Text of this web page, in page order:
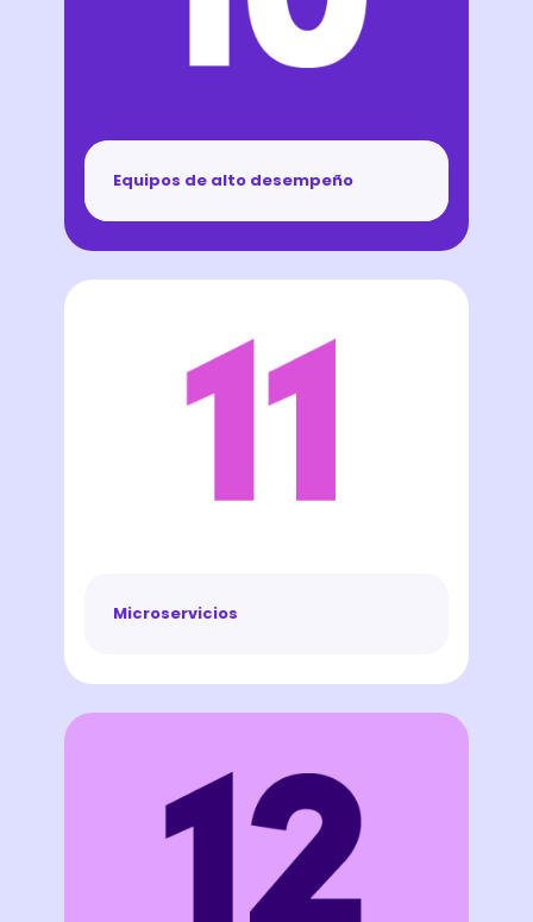
Equipos de alto desempeño
Microservicios